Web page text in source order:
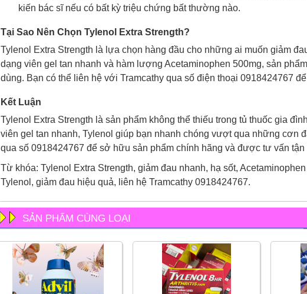
kiến bác sĩ nếu có bất kỳ triệu chứng bất thường nào.
Tại Sao Nên Chọn Tylenol Extra Strength?
Tylenol Extra Strength là lựa chọn hàng đầu cho những ai muốn giảm
dạng viên gel tan nhanh và hàm lượng Acetaminophen 500mg, sản
dùng. Bạn có thể liên hệ với Tramcathy qua số điện thoại 0918424767
Kết Luận
Tylenol Extra Strength là sản phẩm không thể thiếu trong tủ thuốc gia
viên gel tan nhanh, Tylenol giúp bạn nhanh chóng vượt qua những cơn
qua số 0918424767 để sở hữu sản phẩm chính hãng và được tư vấn tận
Từ khóa: Tylenol Extra Strength, giảm đau nhanh, hạ sốt,
Tylenol, giảm đau hiệu quả, liên hệ Tramcathy 0918424767.
SẢN PHẨM CÙNG LOẠI